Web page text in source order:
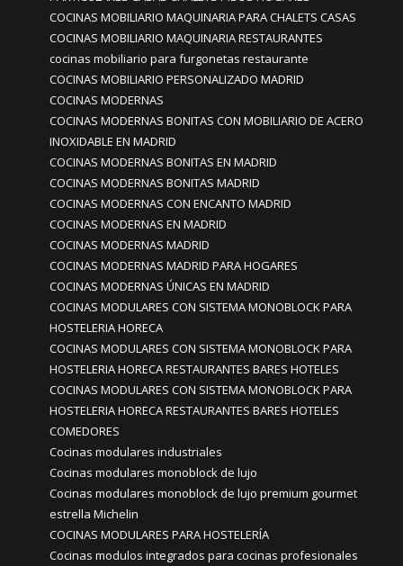
COCINAS MOBILIARIO MAQUINARIA PARA CHALETS CASAS
COCINAS MOBILIARIO MAQUINARIA RESTAURANTES
cocinas mobiliario para furgonetas restaurante
COCINAS MOBILIARIO PERSONALIZADO MADRID
COCINAS MODERNAS
COCINAS MODERNAS BONITAS CON MOBILIARIO DE ACERO
INOXIDABLE EN MADRID
COCINAS MODERNAS BONITAS EN MADRID
COCINAS MODERNAS BONITAS MADRID
COCINAS MODERNAS CON ENCANTO MADRID
COCINAS MODERNAS EN MADRID
COCINAS MODERNAS MADRID
COCINAS MODERNAS MADRID PARA HOGARES
COCINAS MODERNAS ÚNICAS EN MADRID
COCINAS MODULARES CON SISTEMA MONOBLOCK PARA
HOSTELERIA HORECA
COCINAS MODULARES CON SISTEMA MONOBLOCK PARA
HOSTELERIA HORECA RESTAURANTES BARES HOTELES
COCINAS MODULARES CON SISTEMA MONOBLOCK PARA
HOSTELERIA HORECA RESTAURANTES BARES HOTELES
COMEDORES
Cocinas modulares industriales
Cocinas modulares monoblock de lujo
Cocinas modulares monoblock de lujo premium gourmet
estrella Michelin
COCINAS MODULARES PARA HOSTELERÍA
Cocinas modulos integrados para cocinas profesionales